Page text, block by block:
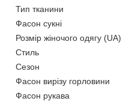
Тип тканини
Фасон сукні
Розмір жіночого одягу (UA)
Стиль
Сезон
Фасон вирізу горловини
Фасон рукава